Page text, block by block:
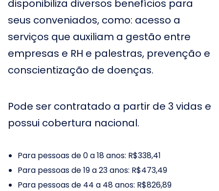
disponibiliza diversos benefícios para
seus conveniados, como: acesso a
serviços que auxiliam a gestão entre
empresas e RH e palestras, prevenção e
conscientização de doenças.
Pode ser contratado a partir de 3 vidas e
possui cobertura nacional.
Para pessoas de 0 a 18 anos: R$338,41
Para pessoas de 19 a 23 anos: R$473,49
Para pessoas de 44 a 48 anos: R$826,89